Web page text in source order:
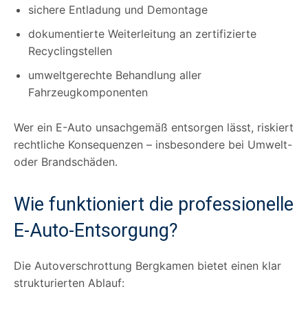
sichere Entladung und Demontage
dokumentierte Weiterleitung an zertifizierte
Recyclingstellen
umweltgerechte Behandlung aller
Fahrzeugkomponenten
Wer ein E-Auto unsachgemäß entsorgen lässt, riskiert
rechtliche Konsequenzen – insbesondere bei Umwelt-
oder Brandschäden.
Wie funktioniert die professionelle
E-Auto-Entsorgung?
Die Autoverschrottung Bergkamen bietet einen klar
strukturierten Ablauf: